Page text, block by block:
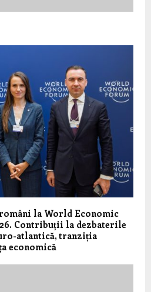
la World Economic
Contribuții la dezbaterile
atlantică, tranziția
economică